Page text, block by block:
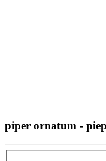
piper ornatum -